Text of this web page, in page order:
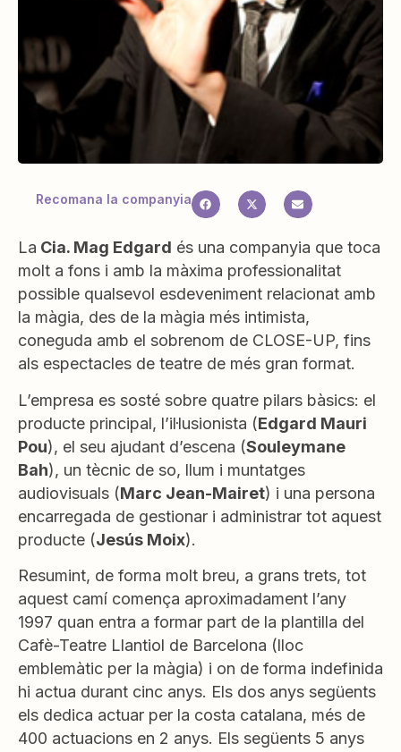
Recomana la companyia
La Cia. Mag Edgard és una companyia que toca
molt a fons i amb la màxima professionalitat
possible qualsevol esdeveniment relacionat amb
la màgia, des de la màgia més intimista,
coneguda amb el sobrenom de CLOSE-UP, fins
als espectacles de teatre de més gran format.
L’empresa es sosté sobre quatre pilars bàsics: el
producte principal, l’il·lusionista (Edgard Mauri
Pou), el seu ajudant d’escena (Souleymane
Bah), un tècnic de so, llum i muntatges
audiovisuals (Marc Jean-Mairet) i una persona
encarregada de gestionar i administrar tot aquest
producte (Jesús Moix).
Resumint, de forma molt breu, a grans trets, tot
aquest camí comença aproximadament l’any
1997 quan entra a formar part de la plantilla del
Cafè-Teatre Llantiol de Barcelona (lloc
emblemàtic per la màgia) i on de forma indefinida
hi actua durant cinc anys. Els dos anys següents
els dedica actuar per la costa catalana, més de
400 actuacions en 2 anys. Els següents 5 anys